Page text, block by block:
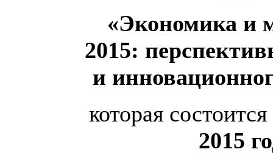
«Экономика и
2015:
и
которая состоится
2015